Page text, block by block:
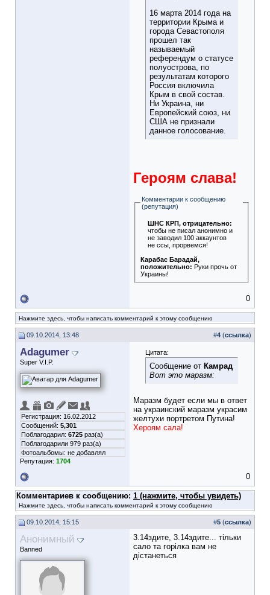
16 марта 2014 года на
территории Крыма и
города Севастополя
прошел так
называемый
референдум о статусе
полуострова, по
результатам которого
Россия включила
Крым в свой состав.
Ни Украина, ни
Европейский союз, ни
США не признали
данное голосование.
Героям слава!
Комментарии к сообщению
(репутация)
ШНС КРП, отрицательно:
чтобы не писал анонимно и
не заводил 100 аккаунтов
не ссы, прорвемся!
Карабас Барадай,
положительно:Руки прочь от
Украины!
0
Нажмите здесь, чтобы написать комментарий к этому сообщению
09.10.2014, 13:48 #4 (ссылка)
Adagumer
Super V.I.P.
Регистрация: 16.02.2012
Сообщений: 5,301
Поблагодарил: 6725 раз(а)
Поблагодарили 979 раз(а)
Фотоальбомы: не добавлял
Репутация: 1704
Цитата:
Сообщение от Камрад
Вот это маразм:
Маразм будет если мы в ответ
на украинский маразм украсим
желтухи портретом Путина!
Хероям сала!
0
Комментариев к сообщению: 1 (нажмите, чтобы увидеть)
Нажмите здесь, чтобы написать комментарий к этому сообщению
09.10.2014, 15:15 #5 (ссылка)
Анонимный
Banned
3.14здите, 3.14здите... тільки
сало та горілка вам не
дістанеться